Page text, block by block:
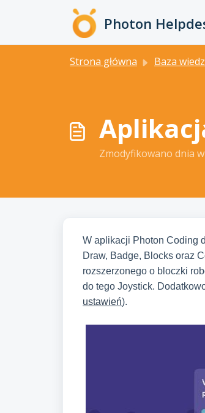
Przejdź do głównej treści
Photon
Strona główna Baza
Zmodyfikowano dnia
W aplikacji Photon Coding
Draw, Badge, Blocks oraz
rozszerzonego o bloczki
do tego Joystick.
ustawień).